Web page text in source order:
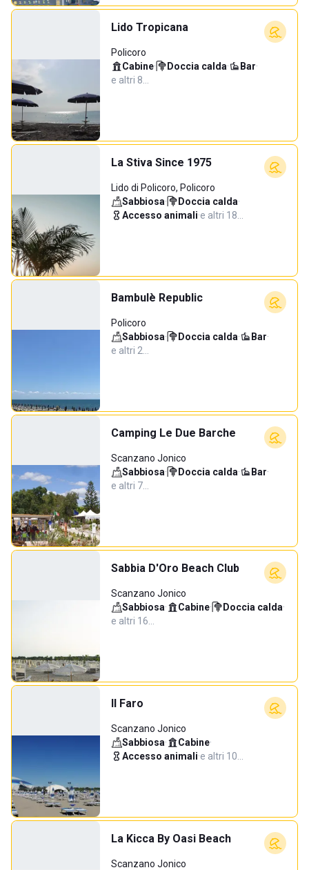
Lido Tropicana
Policoro
Cabine· Doccia calda· Bar·
e altri 8…
La Stiva Since 1975
Lido di Policoro, Policoro
Sabbiosa· Doccia calda·
Accesso animali·e altri 18…
Bambulè Republic
Policoro
Sabbiosa· Doccia calda· Bar·
e altri 2…
Camping Le Due Barche
Scanzano Jonico
Sabbiosa· Doccia calda· Bar·
e altri 7…
Sabbia D'Oro Beach Club
Scanzano Jonico
Sabbiosa· Cabine· Doccia calda·
e altri 16…
Il Faro
Scanzano Jonico
Sabbiosa· Cabine·
Accesso animali·e altri 10…
La Kicca By Oasi Beach
Scanzano Jonico